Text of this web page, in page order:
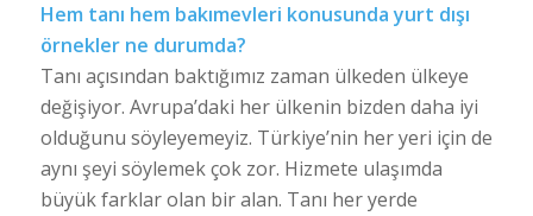
Hem tanı hem bakımevleri konusunda yurt dışı
örnekler ne durumda?
Tanı açısından baktığımız zaman ülkeden ülkeye
değişiyor. Avrupa’daki her ülkenin bizden daha iyi
olduğunu söyleyemeyiz. Türkiye’nin her yeri için de
aynı şeyi söylemek çok zor. Hizmete ulaşımda
büyük farklar olan bir alan. Tanı her yerde